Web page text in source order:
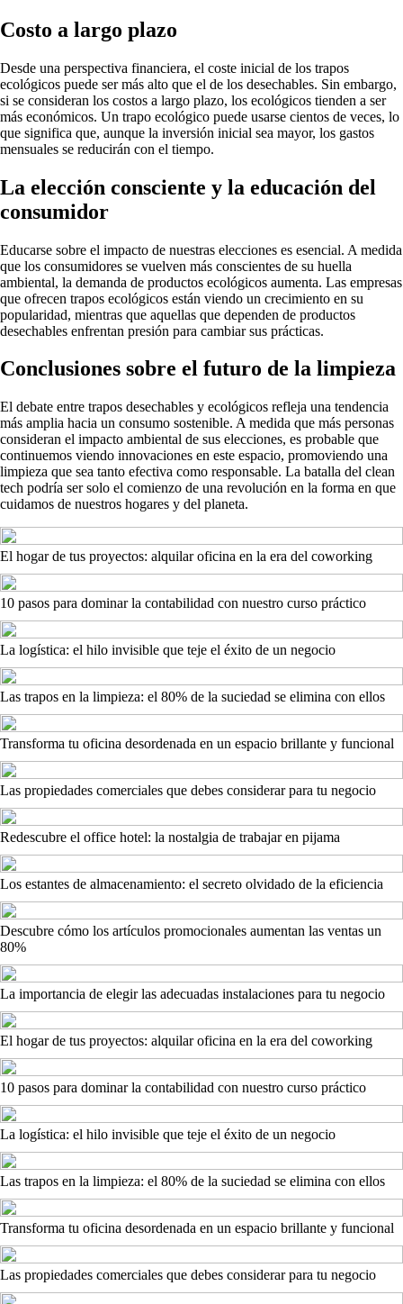
Costo a largo plazo
Desde una perspectiva financiera, el coste inicial de los trapos
ecológicos puede ser más alto que el de los desechables. Sin embargo,
si se consideran los costos a largo plazo, los ecológicos tienden a ser
más económicos. Un trapo ecológico puede usarse cientos de veces, lo
que significa que, aunque la inversión inicial sea mayor, los gastos
mensuales se reducirán con el tiempo.
La elección consciente y la educación del
consumidor
Educarse sobre el impacto de nuestras elecciones es esencial. A medida
que los consumidores se vuelven más conscientes de su huella
ambiental, la demanda de productos ecológicos aumenta. Las empresas
que ofrecen trapos ecológicos están viendo un crecimiento en su
popularidad, mientras que aquellas que dependen de productos
desechables enfrentan presión para cambiar sus prácticas.
Conclusiones sobre el futuro de la limpieza
El debate entre trapos desechables y ecológicos refleja una tendencia
más amplia hacia un consumo sostenible. A medida que más personas
consideran el impacto ambiental de sus elecciones, es probable que
continuemos viendo innovaciones en este espacio, promoviendo una
limpieza que sea tanto efectiva como responsable. La batalla del clean
tech podría ser solo el comienzo de una revolución en la forma en que
cuidamos de nuestros hogares y del planeta.
El hogar de tus proyectos: alquilar oficina en la era del coworking
10 pasos para dominar la contabilidad con nuestro curso práctico
La logística: el hilo invisible que teje el éxito de un negocio
Las trapos en la limpieza: el 80% de la suciedad se elimina con ellos
Transforma tu oficina desordenada en un espacio brillante y funcional
Las propiedades comerciales que debes considerar para tu negocio
Redescubre el office hotel: la nostalgia de trabajar en pijama
Los estantes de almacenamiento: el secreto olvidado de la eficiencia
Descubre cómo los artículos promocionales aumentan las ventas un
80%
La importancia de elegir las adecuadas instalaciones para tu negocio
El hogar de tus proyectos: alquilar oficina en la era del coworking
10 pasos para dominar la contabilidad con nuestro curso práctico
La logística: el hilo invisible que teje el éxito de un negocio
Las trapos en la limpieza: el 80% de la suciedad se elimina con ellos
Transforma tu oficina desordenada en un espacio brillante y funcional
Las propiedades comerciales que debes considerar para tu negocio